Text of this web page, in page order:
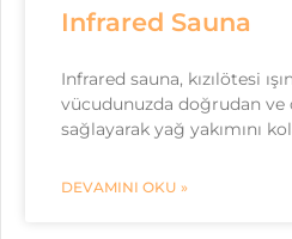
Infrared Sauna
Infrared sauna, kızılötesi
vücudunuzda doğrudan ve
sağlayarak yağ yakımını
DEVAMINI OKU »